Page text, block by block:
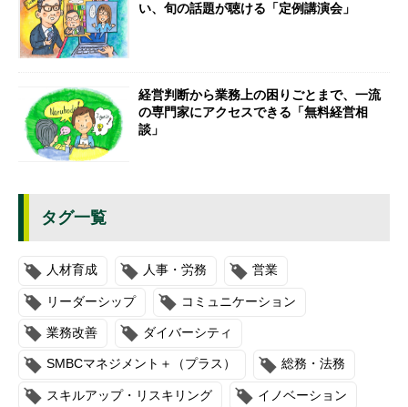
い、旬の話題が聴ける「定例講演会」
経営判断から業務上の困りごとまで、一流
の専門家にアクセスできる「無料経営相
談」
タグ一覧
人材育成 人事・労務 営業
リーダーシップ コミュニケーション
業務改善 ダイバーシティ
SMBCマネジメント＋（プラス） 総務・法務
スキルアップ・リスキリング イノベーション